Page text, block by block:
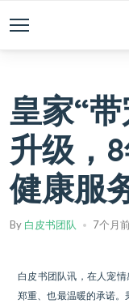
皇家“
升级，
健康服
By 白皮书团队 7个月前
白皮书团队讯，在人宠
郑重、也最温暖的承诺。